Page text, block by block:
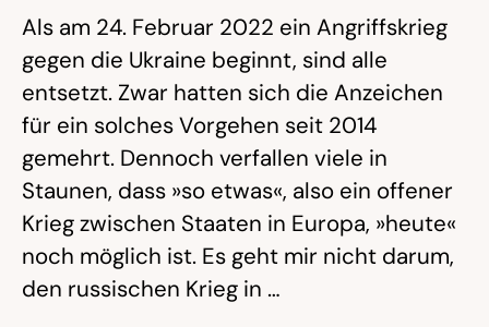
Als am 24. Februar 2022 ein Angriffskrieg
gegen die Ukraine beginnt, sind alle
entsetzt. Zwar hatten sich die Anzeichen
für ein solches Vorgehen seit 2014
gemehrt. Dennoch verfallen viele in
Staunen, dass »so etwas«, also ein offener
Krieg zwischen Staaten in Europa, »heute«
noch möglich ist. Es geht mir nicht darum,
den russischen Krieg in …